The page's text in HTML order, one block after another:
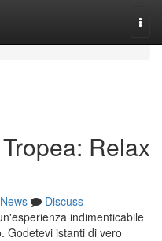
Relax
News
Discuss
indimenticabile
Godetevi istanti di vero